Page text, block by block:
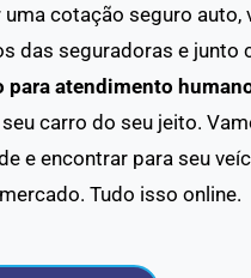
uma cotação seguro auto,
das seguradoras e junto
para atendimento
carro do seu jeito.
e encontrar para seu
Tudo isso online.